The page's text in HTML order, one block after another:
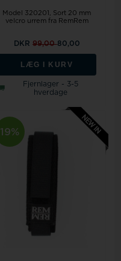
Model 320201
Sort 20 mm
velcro urrem fra RemRem
DKR 99,0080,00
LÆG I KURV
Fjernlager - 3-5
hverdage
19%